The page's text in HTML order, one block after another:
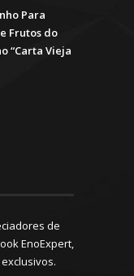
Para
Frutos do
“Carta Vieja
de
EnoExpert,